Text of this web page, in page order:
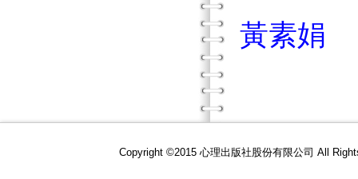
黃素娟
Copyright ©2015 心理出版社股份有限公司 All